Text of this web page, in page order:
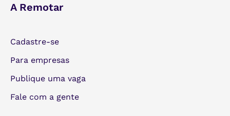
A Remotar
Cadastre-se
Para empresas
Publique uma vaga
Fale com a gente